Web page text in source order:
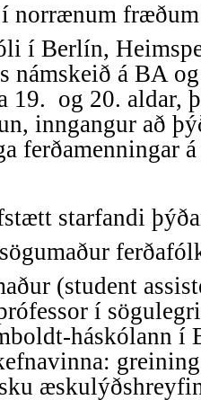
í norrænum fræðum
í Berlín,
námskeið á BA
19. og 20. aldar,
inngangur að
ferðamenningar
starfandi
(student
í sögulegri
háskólann í